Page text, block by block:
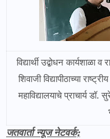
विद्यार्थी उद्बोधन कार्यशाळा
शिवाजी विद्यापीठाच्या
महाविद्यालयाचे प्राचार्य
जतवार्ता न्यूज नेटवर्क;